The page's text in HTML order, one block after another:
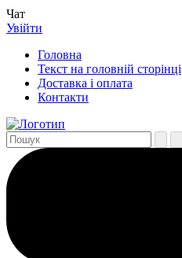
Чат
Увійти
Головна
Текст на головній сторінці
Доставка і оплата
Контакти